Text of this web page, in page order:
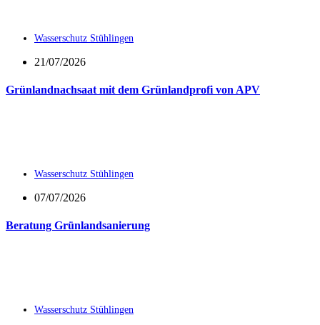
Wasserschutz Stühlingen
21/07/2026
Grünlandnachsaat mit dem Grünlandprofi von APV
Wasserschutz Stühlingen
07/07/2026
Beratung Grünlandsanierung
Wasserschutz Stühlingen